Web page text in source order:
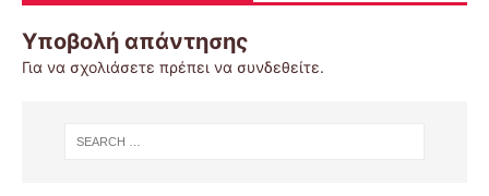
Υποβολή απάντησης
Για να σχολιάσετε πρέπει να συνδεθείτε.